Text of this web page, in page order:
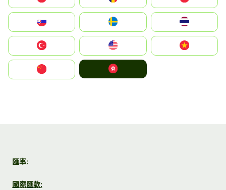
United States
中國香港特別行政區
匯率:
國際匯款: